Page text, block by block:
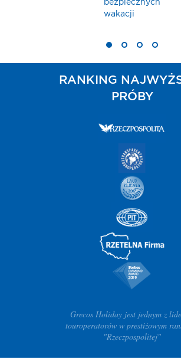
RANKING
PRÓBY
Grecos Holiday jest jednym z
touroperatorów w prestiżowym
"Rzeczpospolitej"